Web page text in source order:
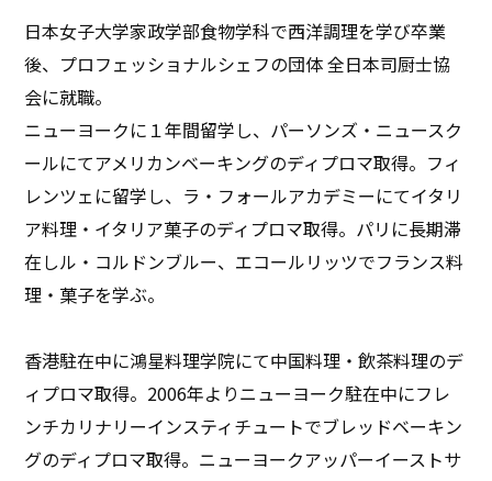
日本女子大学家政学部食物学科で西洋調理を学び卒業
後、プロフェッショナルシェフの団体 全日本司厨士協
会に就職。
ニューヨークに１年間留学し、パーソンズ・ニュースク
ールにてアメリカンベーキングのディプロマ取得。フィ
レンツェに留学し、ラ・フォールアカデミーにてイタリ
ア料理・イタリア菓子のディプロマ取得。パリに長期滞
在しル・コルドンブルー、エコールリッツでフランス料
理・菓子を学ぶ。
香港駐在中に鴻星料理学院にて中国料理・飲茶料理のデ
ィプロマ取得。2006年よりニューヨーク駐在中にフレ
ンチカリナリーインスティチュートでブレッドベーキン
グのディプロマ取得。ニューヨークアッパーイーストサ